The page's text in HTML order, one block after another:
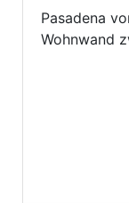
Pasadena
Wohnwand